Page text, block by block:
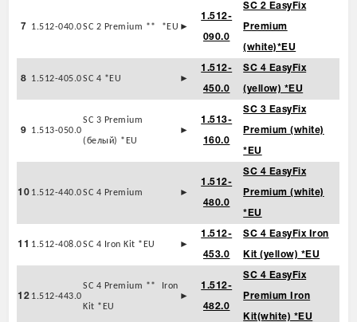
7 1.512-040.0SC 2 Premium ** *EU ►
1.512-
090.0
SC 2 EasyFix
Premium
(white)*EU
8 1.512-405.0SC 4 *EU ►
1.512-
450.0
SC 4 EasyFix
(yellow) *EU
9 1.513-050.0
SC 3 Premium
(белый) *EU
►
1.513-
160.0
SC 3 EasyFix
Premium (white)
*EU
10 1.512-440.0SC 4 Premium ►
1.512-
480.0
SC 4 EasyFix
Premium (white)
*EU
11 1.512-408.0SC 4 Iron Kit *EU ►
1.512-
453.0
SC 4 EasyFix Iron
Kit (yellow) *EU
12 1.512-443.0
SC 4 Premium ** Iron
Kit *EU
►
1.512-
482.0
SC 4 EasyFix
Premium Iron
Kit(white) *EU